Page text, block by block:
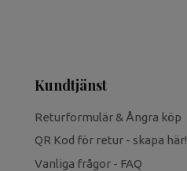
Kundtjänst
Returformulär & Ångra köp
QR Kod för retur - skapa här!
Vanliga frågor - FAQ